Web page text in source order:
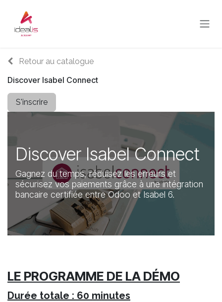
Retour au catalogue
Discover Isabel Connect
S'inscrire
Discover Isabel Connect
Gagnez du temps, réduisez les erreurs et
sécurisez vos paiements grâce à une intégration
bancaire certifiée entre Odoo et Isabel 6.
LE PROGRAMME DE LA DÉMO
Durée totale : 60 minutes